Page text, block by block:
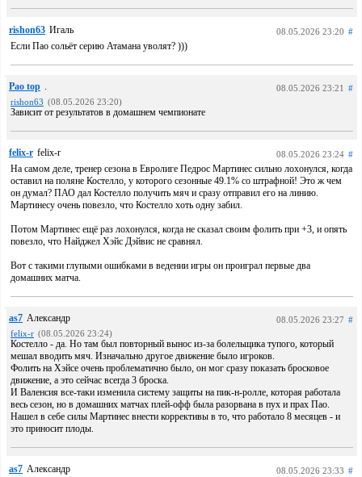
rishon63 Игаль 08.05.2026 23:20 #
Если Пао сольёт серию Атамана уволят? )))
Pao top . 08.05.2026 23:21 #
rishon63 (08.05.2026 23:20)
Зависит от результатов в домашнем чемпионате
felix-r felix-r 08.05.2026 23:24 #
На самом деле, тренер сезона в Евролиге Педрос Мартинес сильно лохонулся, когда
оставил на поляне Костелло, у которого сезонные 49.1% со штрафной! Это ж чем
он думал? ПАО дал Костелло получить мяч и сразу отправил его на линию.
Мартинесу очень повезло, что Костелло хоть одну забил.
Потом Мартинес ещё раз лохонулся, когда не сказал своим фолить при +3, и опять
повезло, что Найджел Хэйс Дэйвис не сравнял.
Вот с такими глупыми ошибками в ведении игры он проиграл первые два
домашних матча.
as7 Александр 08.05.2026 23:27 #
felix-r (08.05.2026 23:24)
Костелло - да. Но там был повторный вынос из-за болельщика тупого, который
мешал вводить мяч. Изначально другое движение было игроков.
Фолить на Хэйсе очень проблематично было, он мог сразу показать бросковое
движение, а это сейчас всегда 3 броска.
И Валенсия все-таки изменила систему защиты на пик-н-ролле, которая работала
весь сезон, но в домашних матчах плей-офф была разорвана в пух и прах Пао.
Нашел в себе силы Мартинес внести коррективы в то, что работало 8 месяцев - и
это приносит плоды.
as7 Александр 08.05.2026 23:33 #